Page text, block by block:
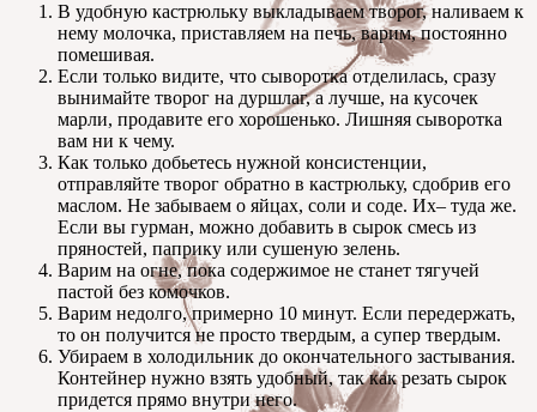
В удобную кастрюльку выкладываем творог, наливаем к
нему молочка, приставляем на печь, варим, постоянно
помешивая.
Если только видите, что сыворотка отделилась, сразу
вынимайте творог на дуршлаг, а лучше, на кусочек
марли, продавите его хорошенько. Лишняя сыворотка
вам ни к чему.
Как только добьетесь нужной консистенции,
отправляйте творог обратно в кастрюльку, сдобрив его
маслом. Не забываем о яйцах, соли и соде. Их– туда же.
Если вы гурман, можно добавить в сырок смесь из
пряностей, паприку или сушеную зелень.
Варим на огне, пока содержимое не станет тягучей
пастой без комочков.
Варим недолго, примерно 10 минут. Если передержать,
то он получится не просто твердым, а супер твердым.
Убираем в холодильник до окончательного застывания.
Контейнер нужно взять удобный, так как резать сырок
придется прямо внутри него.